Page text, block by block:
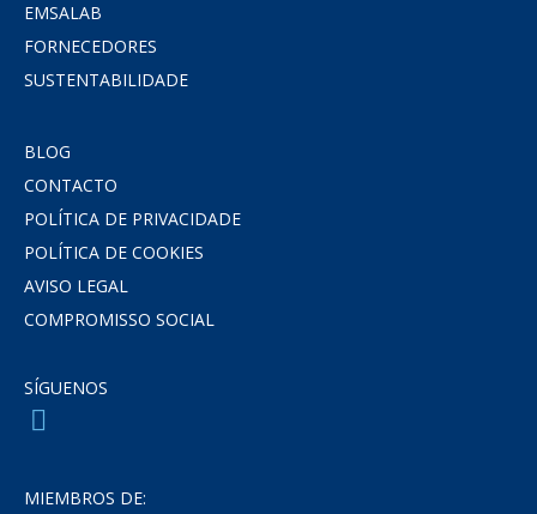
EMSALAB
FORNECEDORES
SUSTENTABILIDADE
BLOG
CONTACTO
POLÍTICA DE PRIVACIDADE
POLÍTICA DE COOKIES
AVISO LEGAL
COMPROMISSO SOCIAL
SÍGUENOS
MIEMBROS DE: